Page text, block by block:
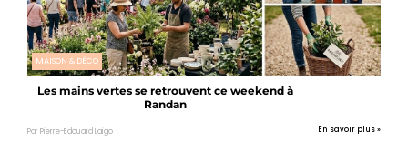
MAISON & DÉCO
Les mains vertes se retrouvent ce weekend à
Randan
Par Pierre-Edouard Laigo En savoir plus »